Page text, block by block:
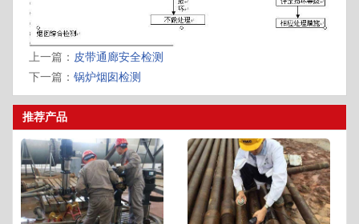
上一篇： 皮带通廊安全检测
下一篇： 锅炉烟囱检测
推荐产品